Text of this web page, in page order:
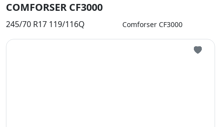
COMFORSER CF3000
245/70 R17 119/116Q Comforser CF3000